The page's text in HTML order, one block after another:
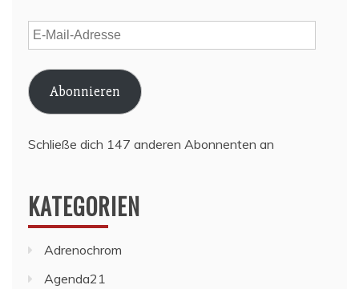
E-
Mail-
Adresse
Abonnieren
Schließe dich 147 anderen Abonnenten an
KATEGORIEN
Adrenochrom
Agenda21